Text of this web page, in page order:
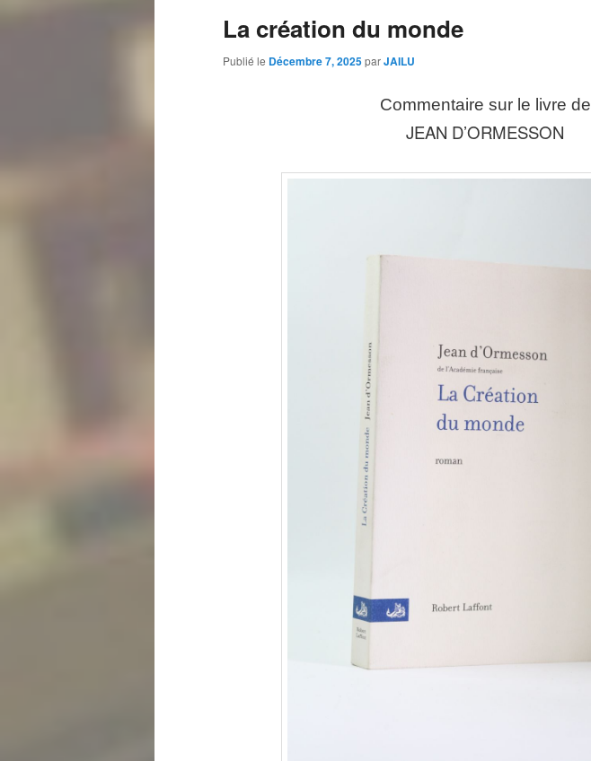
La création du monde
Publié le Décembre 7, 2025parJAILU
Commentaire sur le livre de
JEAN D’ORMESSON